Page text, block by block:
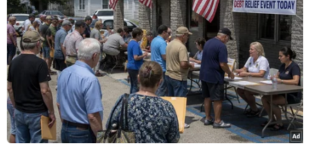
đòn trừng phạt của Mỹ
16/09/2014 11:25
Thứ trưởng Ngoại giao Nga Sergei Ryabkov tin rằng
các biện pháp trừng phạt đơn phương của Mỹ là bất
hợp pháp và trái với luật pháp quốc tế.